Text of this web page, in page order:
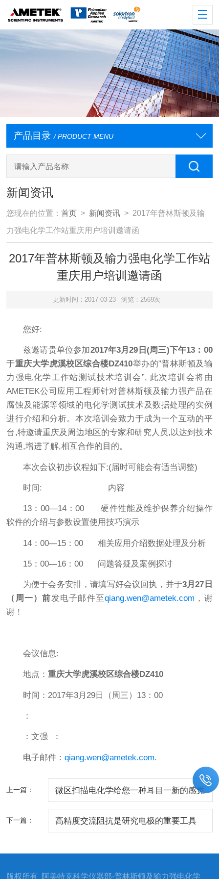
产品目录 / PRODUCT MENU
新闻资讯
您现在的位置：首页 > 新闻资讯 > 2017年普林斯顿及输
力强电化学工作站重庆用户培训邀请函
2017年普林斯顿及输力强电化学工作站
重庆用户培训邀请函
更新时间：2017-03-23 浏览：2569次
您好:
兹邀请贵单位参加2017年3月29 日 (周三)下午13 ： 00
于重庆大学虎溪校区综合楼DZ410举办的”普林斯顿及输
力强电化学工作站测试技术培训会”, 此次培训会将由
AMETEK公司应用工程师针对普林斯顿及输力强产品在
腐蚀及能源等领域的电化学测试技术及数据处理的实例
进行介绍和分析。本次培训会致力于成为一个互动的平
台,特邀请重庆及周边地区的专家和研究人员,以达到技术
沟通,增进了解,相互合作的目的。
本次会议初步议程如下:(届时可能会有适当调整)
时间: 内容
13：00—14：00 硬件性能及维护保养介绍操作
软件的介绍与参数设置使用技巧演示
14：00—15：00 相关应用介绍数据处理及分析
15：00—16：00 问题答疑及案例探讨
为便于会务安排，请填写好会议回执，并于3月27 日
（周一）前发电子邮件至qiang.wen@ametek.com ，谢
谢！
会议信息:
地点： 重庆大学虎溪校区综合楼DZ410
时间：2017年3月29日（周三）13：00
：
：文强 ：
电子邮件： qiang.wen@ametek.com.
上一篇： 微区扫描电化学给您一种耳目一新的感觉
下一篇： 高精度交流阻抗是研究电极的重要工具
版权所有 阿美特克科学仪器部-普林斯顿及输力强电化学